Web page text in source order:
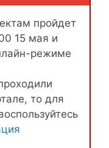
пройдет
15 мая и
режиме
то для